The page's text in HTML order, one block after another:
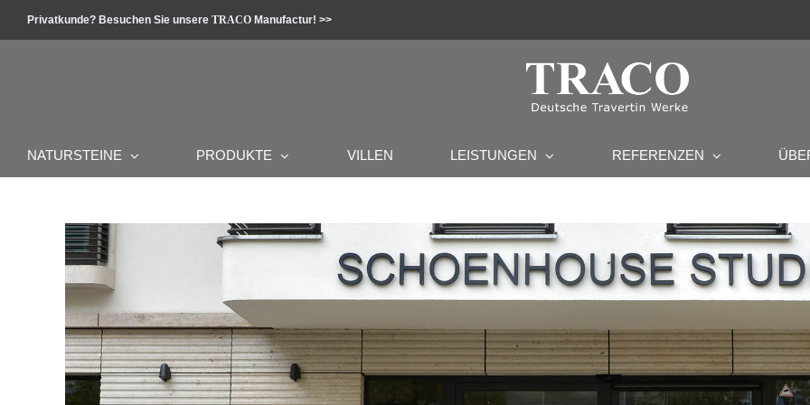
Privatkunde? Besuchen Sie unsere TRACO Manufactur! >>
NATURSTEINE PRODUKTE VILLEN LEISTUNGEN REFERENZEN